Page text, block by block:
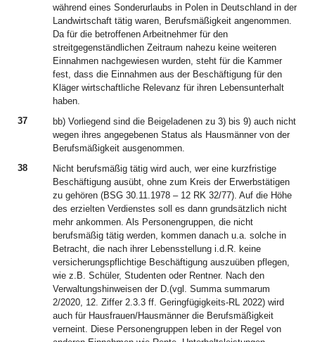
während eines Sonderurlaubs in Polen in Deutschland in der
Landwirtschaft tätig waren, Berufsmäßigkeit angenommen.
Da für die betroffenen Arbeitnehmer für den
streitgegenständlichen Zeitraum nahezu keine weiteren
Einnahmen nachgewiesen wurden, steht für die Kammer
fest, dass die Einnahmen aus der Beschäftigung für den
Kläger wirtschaftliche Relevanz für ihren Lebensunterhalt
haben.
37
bb) Vorliegend sind die Beigeladenen zu 3) bis 9) auch nicht
wegen ihres angegebenen Status als Hausmänner von der
Berufsmäßigkeit ausgenommen.
38
Nicht berufsmäßig tätig wird auch, wer eine kurzfristige
Beschäftigung ausübt, ohne zum Kreis der Erwerbstätigen
zu gehören (BSG 30.11.1978 – 12 RK 32/77). Auf die Höhe
des erzielten Verdienstes soll es dann grundsätzlich nicht
mehr ankommen. Als Personengruppen, die nicht
berufsmäßig tätig werden, kommen danach u.a. solche in
Betracht, die nach ihrer Lebensstellung i.d.R. keine
versicherungspflichtige Beschäftigung auszuüben pflegen,
wie z.B. Schüler, Studenten oder Rentner. Nach den
Verwaltungshinweisen der D.(vgl. Summa summarum
2/2020, 12. Ziffer 2.3.3 ff. Geringfügigkeits-RL 2022) wird
auch für Hausfrauen/Hausmänner die Berufsmäßigkeit
verneint. Diese Personengruppen leben in der Regel von